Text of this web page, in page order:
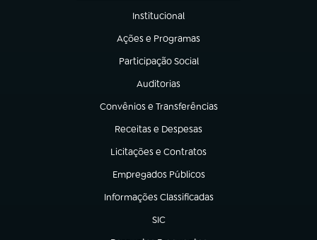
Institucional
(abre em nova aba)
Ações e Programas
(abre em nova aba)
Participação Social
(abre em nova aba)
Auditorias
(abre em nova aba)
Convênios e Transferências
(abre em nova aba)
Receitas e Despesas
(abre em nova aba)
Licitações e Contratos
(abre em nova aba)
Empregados Públicos
(abre em nova aba)
Informações Classificadas
(abre em nova aba)
SIC
(abre em nova aba)